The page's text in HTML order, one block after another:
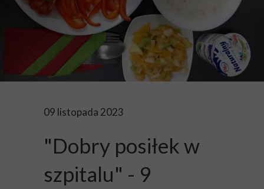
09 listopada 2023
"Dobry posiłek w
szpitalu" - 9